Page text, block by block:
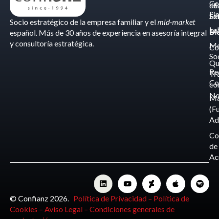
Socio estratégico de la empresa familiar y elmid-market
español. Más de 30 años de experiencia en asesoría integral
y consultoría estratégica.
de
de
-
© Confianz 2026. Política de Privacidad – Política de
Cookies – Aviso Legal – Condiciones generales de